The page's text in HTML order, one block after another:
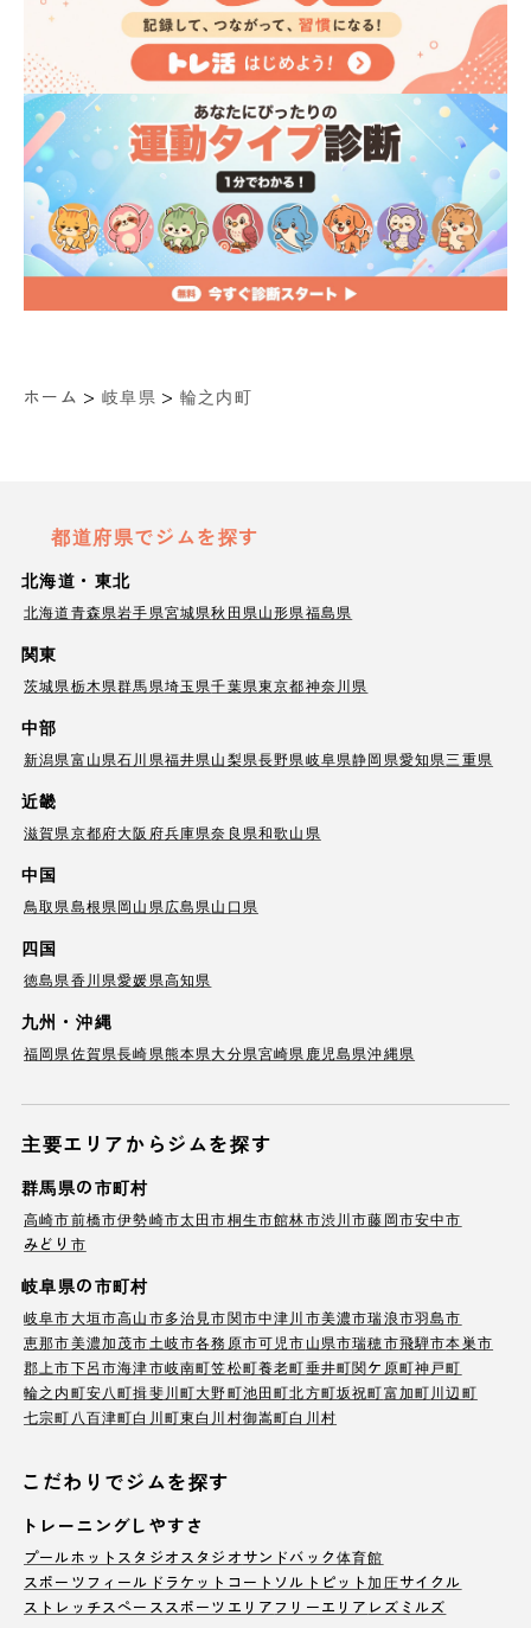
ホーム > 岐阜県 > 輪之内町
都道府県でジムを探す
北海道・東北
北海道青森県岩手県宮城県秋田県山形県福島県
関東
茨城県栃木県群馬県埼玉県千葉県東京都神奈川県
中部
新潟県富山県石川県福井県山梨県長野県岐阜県静岡県愛知県三重県
近畿
滋賀県京都府大阪府兵庫県奈良県和歌山県
中国
鳥取県島根県岡山県広島県山口県
四国
徳島県香川県愛媛県高知県
九州・沖縄
福岡県佐賀県長崎県熊本県大分県宮崎県 鹿児島県沖縄県
主要エリアからジムを探す
群馬県の市町村
高崎市前橋市伊勢崎市太田市桐生市館林市渋川市藤岡市安中市
みどり市
岐阜県の市町村
岐阜市大垣市高山市多治見市関市中津川市美濃市瑞浪市羽島市
恵那市美濃加茂市土岐市各務原市可児市山県市瑞穂市飛騨市本巣市
郡上市下呂市海津市岐南町笠松町養老町垂井町関ケ原町神戸町
輪之内町安八町揖斐川町大野町池田町北方町坂祝町富加町川辺町
七宗町 八百津町白川町東白川村御嵩町白川村
こだわりでジムを探す
トレーニングしやすさ
プールホットスタジオ スタジオサンドバック体育館
スポーツフィールド ラケットコート ソルトピット加圧サイクル
ストレッチスペース スポーツエリア フリーエリア レズミルズ